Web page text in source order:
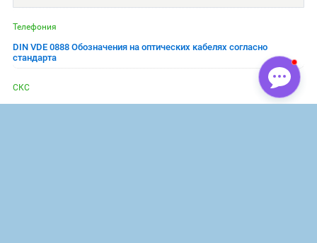
Телефония
DIN VDE 0888 Обозначения на оптических кабелях согласно
стандарта
СКС